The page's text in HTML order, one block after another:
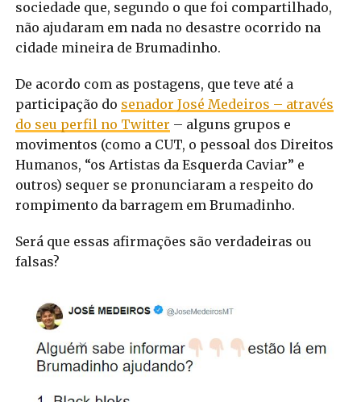
sociedade que, segundo o que foi compartilhado,
não ajudaram em nada no desastre ocorrido na
cidade mineira de Brumadinho.
De acordo com as postagens, que teve até a
participação do senador José Medeiros – através
do seu perfil no Twitter – alguns grupos e
movimentos (como a CUT, o pessoal dos Direitos
Humanos, “os Artistas da Esquerda Caviar” e
outros) sequer se pronunciaram a respeito do
rompimento da barragem em Brumadinho.
Será que essas afirmações são verdadeiras ou
falsas?